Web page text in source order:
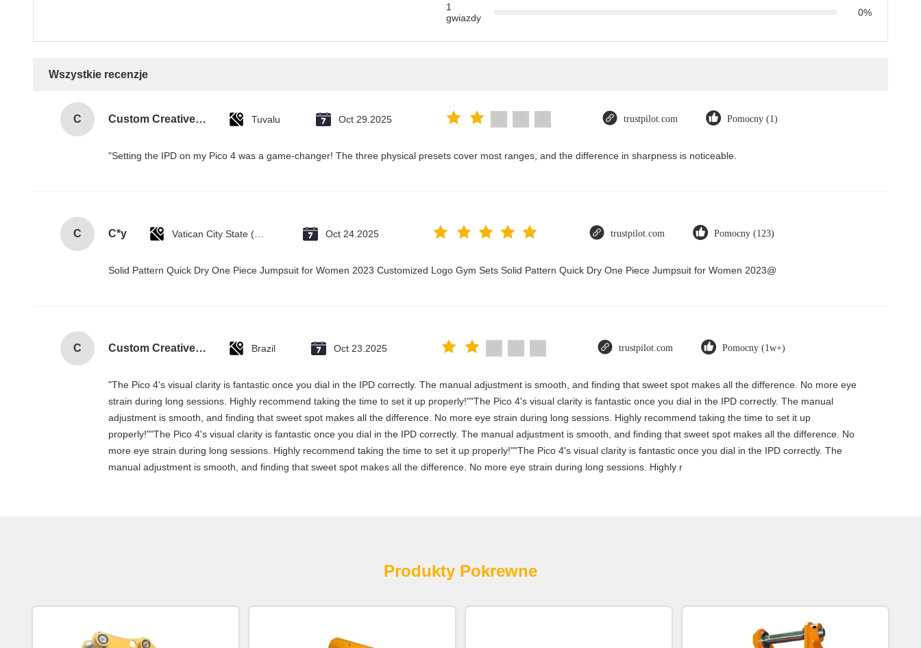
1
gwiazdy
0%
Wszystkie recenzje
C Custom Creative Goodie Christmas Kraft Paper Gift Bag with Your Own Logo for Xmas Decorative Party Tuvalu Oct 29.2025 trustpilot.com Pomocny (1)
"Setting the IPD on my Pico 4 was a game-changer! The three physical presets cover most ranges, and the difference in sharpness is noticeable.
C C*y Oct 24.2025 trustpilot.com Pomocny (123)
Solid Pattern Quick Dry One Piece Jumpsuit for Women 2023 Customized Logo Gym Sets Solid Pattern Quick Dry One Piece Jumpsuit for Women 2023@
C Custom Creative Goodie Christmas Kraft Paper Gift Bag with Your Own Logo for Xmas Decorative Party Brazil Oct 23.2025 trustpilot.com Pomocny (1w+)
"The Pico 4's visual clarity is fantastic once you dial in the IPD correctly. The manual adjustment is smooth, and finding that sweet spot makes all the difference. No more eye
strain during long sessions. Highly recommend taking the time to set it up properly!""The Pico 4's visual clarity is fantastic once you dial in the IPD correctly. The manual
adjustment is smooth, and finding that sweet spot makes all the difference. No more eye strain during long sessions. Highly recommend taking the time to set it up
properly!""The Pico 4's visual clarity is fantastic once you dial in the IPD correctly. The manual adjustment is smooth, and finding that sweet spot makes all the difference. No
more eye strain during long sessions. Highly recommend taking the time to set it up properly!""The Pico 4's visual clarity is fantastic once you dial in the IPD correctly. The
manual adjustment is smooth, and finding that sweet spot makes all the difference. No more eye strain during long sessions. Highly r
Produkty Pokrewne